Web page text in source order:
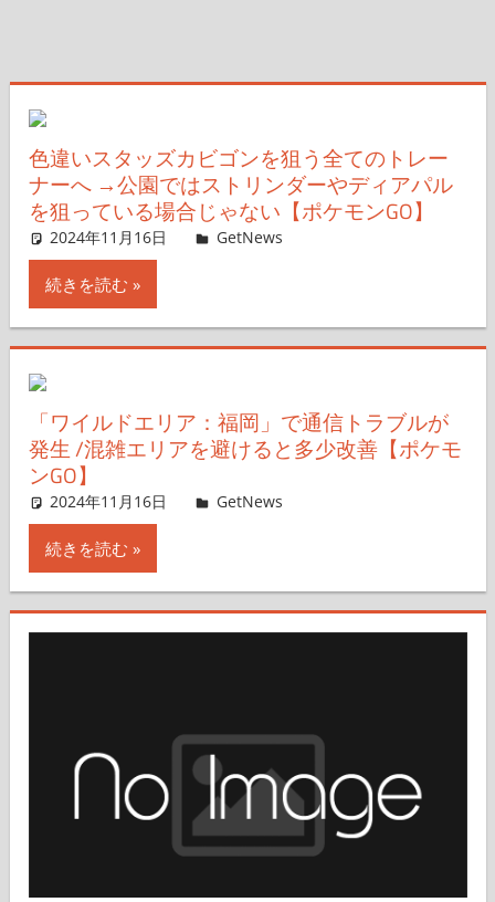
色違いスタッズカビゴンを狙う全てのトレー
ナーへ →公園ではストリンダーやディアパル
を狙っている場合じゃない【ポケモンGO】
2024年11月16日 GetNews
続きを読む
「ワイルドエリア：福岡」で通信トラブルが
発生 /混雑エリアを避けると多少改善【ポケモ
ンGO】
2024年11月16日 GetNews
続きを読む